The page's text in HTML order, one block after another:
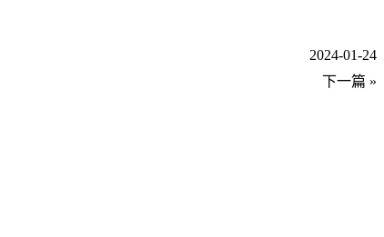
2024-01-24
下一篇 »